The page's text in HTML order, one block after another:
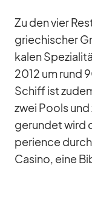
Zu den vier
grie­chi­scher
ka­len
2012 um rund
Schiff ist
zwei Pools
ge­run­det wird
pe­ri­ence
Ca­sino, eine